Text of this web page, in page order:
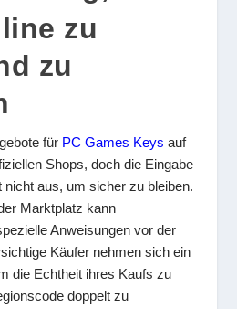
zu
zu
für PC Games Keys auf
Shops, doch die Eingabe
nicht aus, um sicher zu bleiben.
Marktplatz kann
Anweisungen vor der
Käufer nehmen sich ein
die Echtheit ihres Kaufs zu
doppelt zu